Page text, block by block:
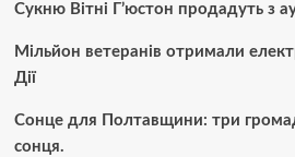
Сукню Вітні Г’юстон продадуть з
Мільйон ветеранів отримали
Дії
Сонце для Полтавщини: три
сонця.